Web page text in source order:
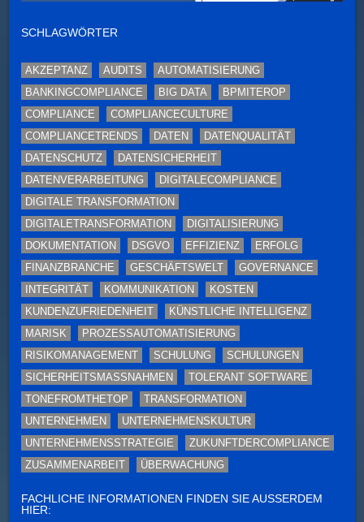
SCHLAGWÖRTER
AKZEPTANZ AUDITS
AUTOMATISIERUNG
BANKINGCOMPLIANCE
BIG DATA
BPMITEROP
COMPLIANCE
COMPLIANCECULTURE
COMPLIANCETRENDS
DATEN
DATENQUALITÄT
DATENSCHUTZ
DATENSICHERHEIT
DATENVERARBEITUNG
DIGITALECOMPLIANCE
DIGITALE TRANSFORMATION
DIGITALETRANSFORMATION
DIGITALISIERUNG
DOKUMENTATION
DSGVO EFFIZIENZ
ERFOLG
FINANZBRANCHE
GESCHÄFTSWELT
GOVERNANCE
INTEGRITÄT
KOMMUNIKATION
KOSTEN
KUNDENZUFRIEDENHEIT
KÜNSTLICHE INTELLIGENZ
MARISK
PROZESSAUTOMATISIERUNG
RISIKOMANAGEMENT
SCHULUNG
SCHULUNGEN
SICHERHEITSMASSNAHMEN
TOLERANT SOFTWARE
TONEFROMTHETOP
TRANSFORMATION
UNTERNEHMEN
UNTERNEHMENSKULTUR
UNTERNEHMENSSTRATEGIE
ZUKUNFTDERCOMPLIANCE
ZUSAMMENARBEIT
ÜBERWACHUNG
FACHLICHE INFORMATIONEN FINDEN SIE AUSSERDEM H
IER: